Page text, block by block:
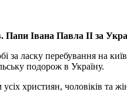
Папи Івана Павла ІІ за
ласку перебування на
подорож в Україну.
християн, чоловіків та